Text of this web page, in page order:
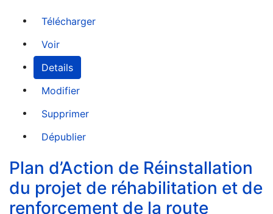
Télécharger
Voir
Details
Modifier
Supprimer
Dépublier
Plan d’Action de Réinstallation
du projet de réhabilitation et de
renforcement de la route